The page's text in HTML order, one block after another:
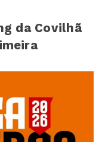
da Covilhã